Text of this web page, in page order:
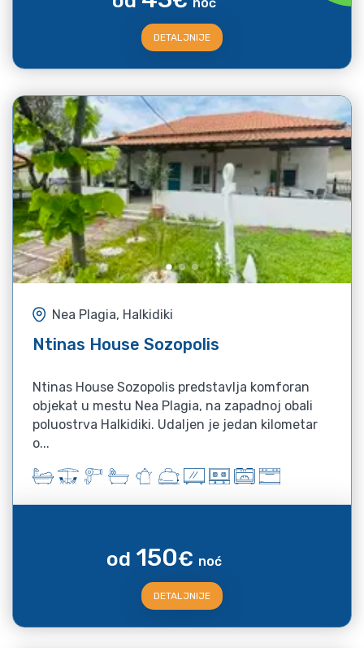
DETALJNIJE
Nea Plagia, Halkidiki
Ntinas House Sozopolis
Ntinas House Sozopolis predstavlja komforan
objekat u mestu Nea Plagia, na zapadnoj obali
poluostrva Halkidiki. Udaljen je jedan kilometar
o...
od 150€ noć
DETALJNIJE